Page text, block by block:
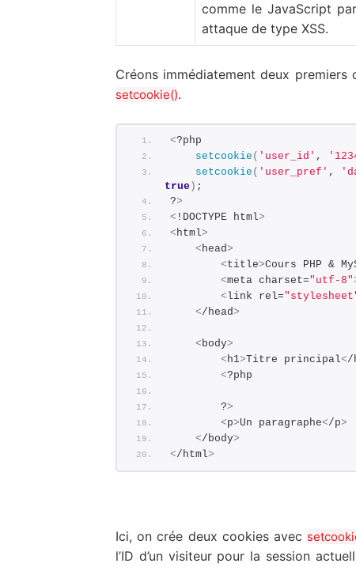
comme le JavaScript
attaque de type XSS.
Créons immédiatement deux
setcookie().
<?php
setcookie ( 'user_id' ,
setcookie ( 'user_pref' ,
true ) ;
?>
< !DOCTYPE html>
<html>
<head>
<title>Cours PHP &
<meta charset="utf-8"
<link rel=
</head>
<body>
<h1>Titre principal</
<?php
        ?
>
<p>Un paragraphe</p>
</body>
</html>
Ici, on crée deux cookies avec
l’ID d’un visiteur pour la session